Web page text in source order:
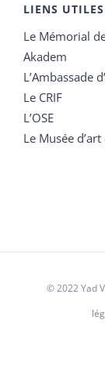
LIENS UTILES
Le Mémorial
Akadem
L’Ambassade
Le CRIF
L’OSE
Le Musée
© 2022 Yad